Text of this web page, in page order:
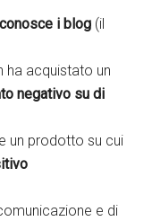
i blog (il
ha acquistato un
negativo su di
un prodotto su cui
e di